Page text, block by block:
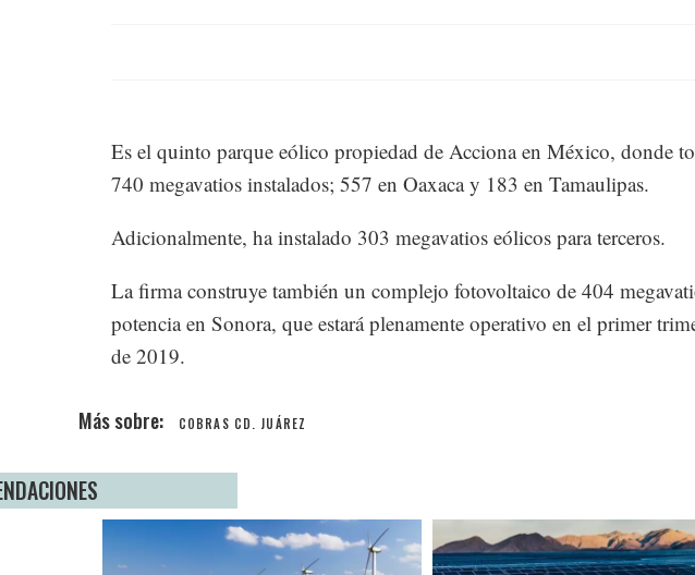
Es el quinto parque eólico propiedad de Acciona en México, donde
740 megavatios instalados; 557 en Oaxaca y 183 en Tamaulipas.
Adicionalmente, ha instalado 303 megavatios eólicos para terceros.
La firma construye también un complejo fotovoltaico de 404
potencia en Sonora, que estará plenamente operativo en el primer
de 2019.
COBRAS CD. JUÁREZ